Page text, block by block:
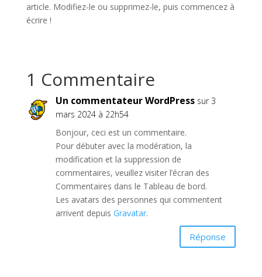
article. Modifiez-le ou supprimez-le, puis commencez à
écrire !
1 Commentaire
Un commentateur WordPress sur 3
mars 2024 à 22h54
Bonjour, ceci est un commentaire.
Pour débuter avec la modération, la
modification et la suppression de
commentaires, veuillez visiter l’écran des
Commentaires dans le Tableau de bord.
Les avatars des personnes qui commentent
arrivent depuis Gravatar.
Réponse